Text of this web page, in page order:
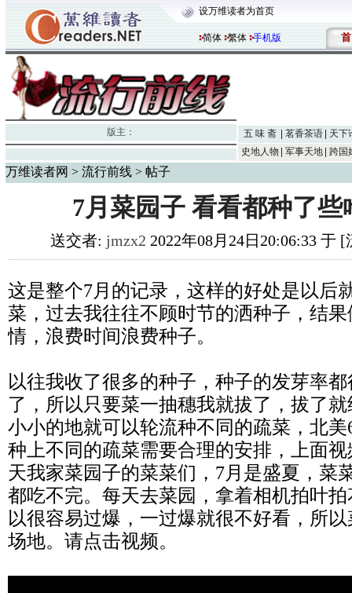
设万维读者为首页
简体 繁体 手机版 首
版主： 五 味 斋 茗香茶语
天下
史地人物
军事天地 跨国
万维读者网 > 流行前线 > 帖子
7月菜园子 看看都种了些
送交者: jmzx2 2022年08月24日20:06:33 于
这是整个7月的记录，这样的好处是以后
菜，过去我往往不顾时节的洒种子，结
情，浪费时间浪费种子。
以往我收了很多的种子，种子的发芽率
了，所以只要菜一抽穗我就拔了，拔了
小小的地就可以轮流种不同的疏菜，北
种上不同的疏菜需要合理的安排，上面
天我家菜园子的菜菜们，7月是盛夏，菜
都吃不完。每天去菜园，拿着相机拍叶
以很容易过爆，一过爆就很不好看，所
场地。请点击视频。